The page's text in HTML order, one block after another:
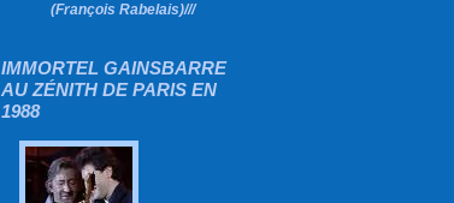
(François Rabelais)///
IMMORTEL GAINSBARRE
AU ZÉNITH DE PARIS EN
1988